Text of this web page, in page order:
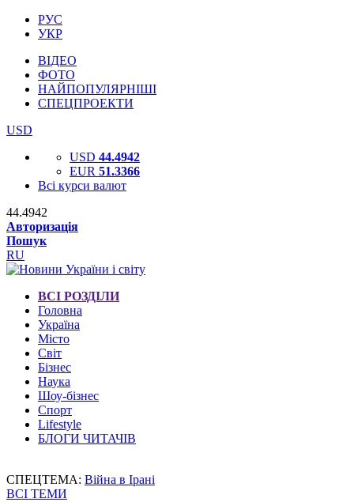
РУС
УКР
ВІДЕО
ФОТО
НАЙПОПУЛЯРНІШІ
СПЕЦПРОЕКТИ
USD
USD 44.4942
EUR 51.3366
Всі курси валют
44.4942
Авторизація
Пошук
RU
ВСІ РОЗДІЛИ
Головна
Україна
Місто
Світ
Бізнес
Наука
Шоу-бізнес
Спорт
Lifestyle
БЛОГИ ЧИТАЧІВ
СПЕЦТЕМА: Війна в Ірані
ВСІ ТЕМИ